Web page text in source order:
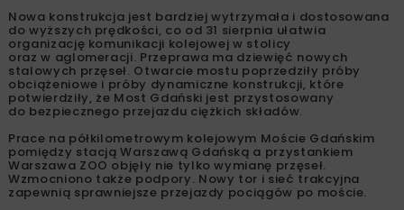
Nowa konstrukcja jest bardziej wytrzymała i dostosowana
do wyższych prędkości, co od 31 sierpnia ułatwia
organizację komunikacji kolejowej w stolicy
oraz w aglomeracji. Przeprawa ma dziewięć nowych
stalowych przęseł. Otwarcie mostu poprzedziły próby
obciążeniowe i próby dynamiczne konstrukcji, które
potwierdziły, że Most Gdański jest przystosowany
do bezpiecznego przejazdu ciężkich składów.
Prace na półkilometrowym kolejowym Moście Gdańskim
pomiędzy stacją Warszawą Gdańską a przystankiem
Warszawa ZOO objęły nie tylko wymianę przęseł.
Wzmocniono także podpory. Nowy tor i sieć trakcyjna
zapewnią sprawniejsze przejazdy pociągów po moście.